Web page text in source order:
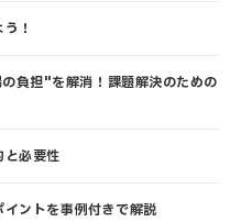
！
負担"を解消！課題解決のための
と必要性
ントを事例付きで解説